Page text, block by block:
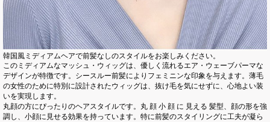
韓国風ミディアムヘアで前髪なしのスタイルをお楽しみください。
このミディアムなマッシュ・ウィッグは、優しく流れるエア・ウェーブパーマな
デザインが特徴です。シースルー前髪によりフェミニンな印象を与えます。薄毛
の女性のために特別に設計されたウィッグは、抜け毛を気にせずに、心地よい装
いを実現します。
丸顔の方にぴったりのヘアスタイルです。丸 顔 小 顔 に 見える 髪型、顔の形を強
調し、小顔に見せる効果を持っています。特に前髪のスタイリングに工夫が凝ら